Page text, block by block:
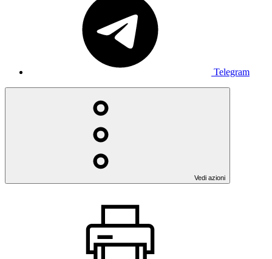
Telegram
Vedi azioni